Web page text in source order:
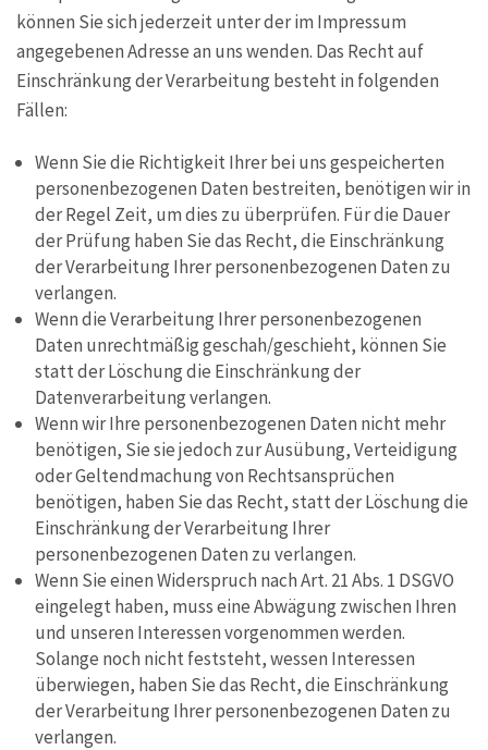
können Sie sich jederzeit unter der im Impressum
angegebenen Adresse an uns wenden. Das Recht auf
Einschränkung der Verarbeitung besteht in folgenden
Fällen:
Wenn Sie die Richtigkeit Ihrer bei uns gespeicherten
personenbezogenen Daten bestreiten, benötigen wir in
der Regel Zeit, um dies zu überprüfen. Für die Dauer
der Prüfung haben Sie das Recht, die Einschränkung
der Verarbeitung Ihrer personenbezogenen Daten zu
verlangen.
Wenn die Verarbeitung Ihrer personenbezogenen
Daten unrechtmäßig geschah/geschieht, können Sie
statt der Löschung die Einschränkung der
Datenverarbeitung verlangen.
Wenn wir Ihre personenbezogenen Daten nicht mehr
benötigen, Sie sie jedoch zur Ausübung, Verteidigung
oder Geltendmachung von Rechtsansprüchen
benötigen, haben Sie das Recht, statt der Löschung die
Einschränkung der Verarbeitung Ihrer
personenbezogenen Daten zu verlangen.
Wenn Sie einen Widerspruch nach Art. 21 Abs. 1 DSGVO
eingelegt haben, muss eine Abwägung zwischen Ihren
und unseren Interessen vorgenommen werden.
Solange noch nicht feststeht, wessen Interessen
überwiegen, haben Sie das Recht, die Einschränkung
der Verarbeitung Ihrer personenbezogenen Daten zu
verlangen.